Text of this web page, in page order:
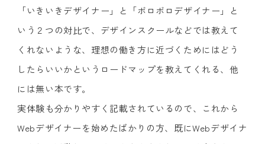
「いきいきデザイナー」と「ボロボロデザイナー」と
いう２つの対比で、デザインスクールなどでは教えて
くれないような、理想の働き方に近づくためにはどう
したらいいかというロードマップを教えてくれる、他
には無い本です。
実体験も分かりやすく記載されているので、これから
Webデザイナーを始めたばかりの方、既にWebデザイナ